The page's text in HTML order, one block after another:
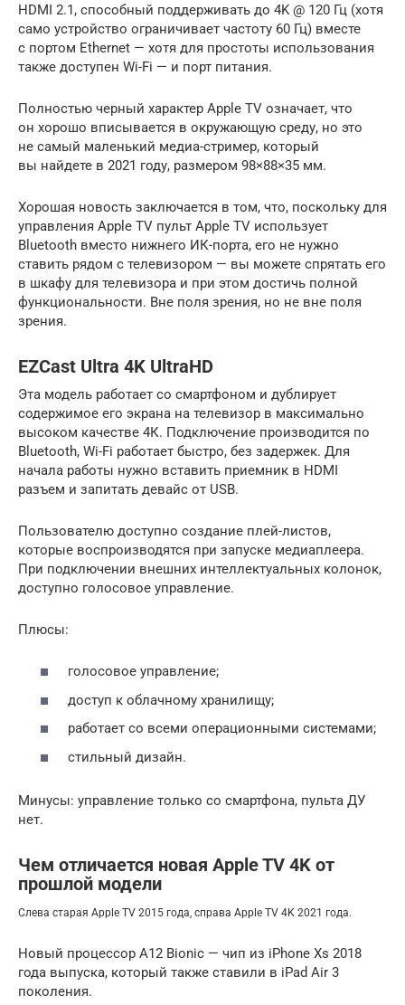
HDMI 2.1, способный поддерживать до 4K @ 120 Гц (хотя
само устройство ограничивает частоту 60 Гц) вместе
с портом Ethernet — хотя для простоты использования
также доступен Wi-Fi — и порт питания.
Полностью черный характер Apple TV означает, что
он хорошо вписывается в окружающую среду, но это
не самый маленький медиа-стример, который
вы найдете в 2021 году, размером 98×88×35 мм.
Хорошая новость заключается в том, что, поскольку для
управления Apple TV пульт Apple TV использует
Bluetooth вместо нижнего ИК-порта, его не нужно
ставить рядом с телевизором — вы можете спрятать его
в шкафу для телевизора и при этом достичь полной
функциональности. Вне поля зрения, но не вне поля
зрения.
EZCast Ultra 4K UltraHD
Эта модель работает со смартфоном и дублирует
содержимое его экрана на телевизор в максимально
высоком качестве 4К. Подключение производится по
Bluetooth, Wi-Fi работает быстро, без задержек. Для
начала работы нужно вставить приемник в HDMI
разъем и запитать девайс от USB.
Пользователю доступно создание плей-листов,
которые воспроизводятся при запуске медиаплеера.
При подключении внешних интеллектуальных колонок,
доступно голосовое управление.
Плюсы:
голосовое управление;
доступ к облачному хранилищу;
работает со всеми операционными системами;
стильный дизайн.
Минусы: управление только со смартфона, пульта ДУ
нет.
Чем отличается новая Apple TV 4K от
прошлой модели
Слева старая Apple TV 2015 года, справа Apple TV 4K 2021 года.
Новый процессор A12 Bionic — чип из iPhone Xs 2018
года выпуска, который также ставили в iPad Air 3
поколения.